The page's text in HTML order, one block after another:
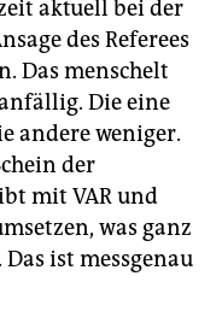
aktuell bei der
des Referees
Das menschelt
Die eine
andere weniger.
der
mit VAR und
was ganz
ist messgenau